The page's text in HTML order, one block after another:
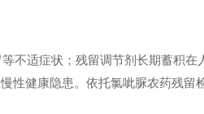
不适症状；残留调节剂长期蓄积
性健康隐患。依托氯呲脲农药残